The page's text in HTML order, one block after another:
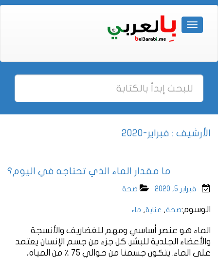
الأرشيف : فبراير-2020
ما مقدار الماء الذي تحتاجه في اليوم؟
فبراير 5, 2020 صحة
الوسوم:صحة, عناية, ماء
الماء هو عنصر أساسي ومهم للغضاريف والأنسجة
والأعضاء الجلدية للبشر. كل جزء من جسم الإنسان يعتمد
على الماء. يتكون جسمنا من حوالي 75 ٪ من المياه،